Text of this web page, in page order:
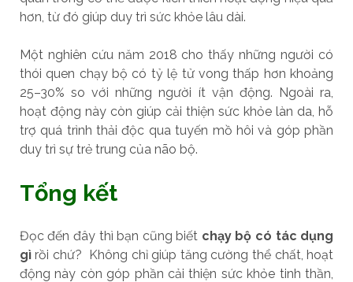
hơn, từ đó giúp duy trì sức khỏe lâu dài.
Một nghiên cứu năm 2018 cho thấy những người có
thói quen chạy bộ có tỷ lệ tử vong thấp hơn khoảng
25–30% so với những người ít vận động. Ngoài ra,
hoạt động này còn giúp cải thiện sức khỏe làn da, hỗ
trợ quá trình thải độc qua tuyến mồ hôi và góp phần
duy trì sự trẻ trung của não bộ.
Tổng kết
Đọc đến đây thì bạn cũng biết chạy bộ có tác dụng
gìrồi chứ? Không chỉ giúp tăng cường thể chất, hoạt
động này còn góp phần cải thiện sức khỏe tinh thần,